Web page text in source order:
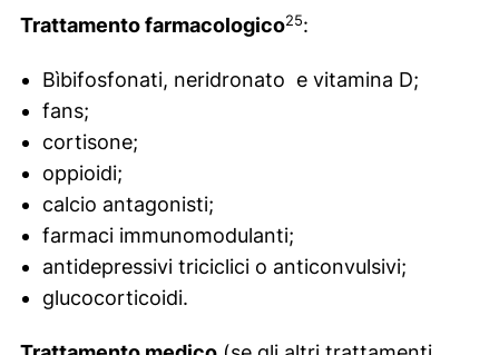
d
n
a
m
i
c
a
c
l
Trattamento farmacologico25:
Bìbifosfonati, neridronato e vitamina D;
fans;
cortisone;
oppioidi;
calcio antagonisti;
farmaci immunomodulanti;
antidepressivi triciclici o anticonvulsivi;
glucocorticoidi.